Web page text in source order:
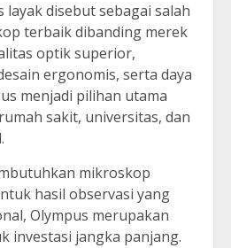
disebut sebagai salah
terbaik dibanding merek
optik superior,
ergonomis, serta daya
menjadi pilihan utama
sakit, universitas, dan
mikroskop
hasil observasi yang
Olympus merupakan
investasi jangka panjang.